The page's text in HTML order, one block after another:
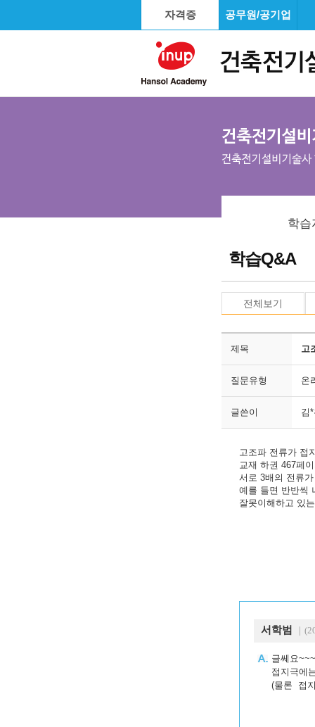
자격증 공무원/공기업
학습
학습Q&A
전체보기
제목 고
질문유형 온
글쓴이 김
고조파 전류가 접
교재 하권 467페
서로 3배의 전류
예를 들면 반반씩
잘못이해하고 있
서학범 ｜
글쎄요~~~
접지극에
(물론 접